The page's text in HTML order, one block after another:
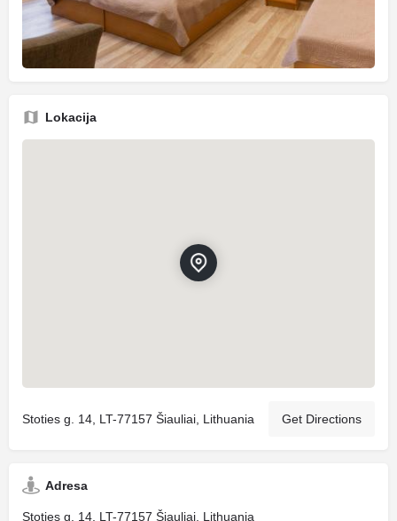
Lokacija
Stoties g. 14, LT-77157 Šiauliai, Lithuania Get Directions
Adresa
Stoties g. 14, LT-77157 Šiauliai, Lithuania